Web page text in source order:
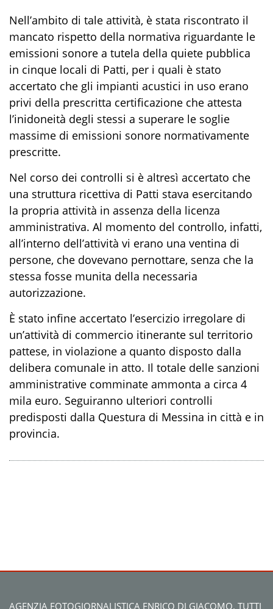
Nell’ambito di tale attività, è stata riscontrato il
mancato rispetto della normativa riguardante le
emissioni sonore a tutela della quiete pubblica
in cinque locali di Patti, per i quali è stato
accertato che gli impianti acustici in uso erano
privi della prescritta certificazione che attesta
l’inidoneità degli stessi a superare le soglie
massime di emissioni sonore normativamente
prescritte.
Nel corso dei controlli si è altresì accertato che
una struttura ricettiva di Patti stava esercitando
la propria attività in assenza della licenza
amministrativa. Al momento del controllo, infatti,
all’interno dell’attività vi erano una ventina di
persone, che dovevano pernottare, senza che la
stessa fosse munita della necessaria
autorizzazione.
È stato infine accertato l’esercizio irregolare di
un’attività di commercio itinerante sul territorio
pattese, in violazione a quanto disposto dalla
delibera comunale in atto. Il totale delle sanzioni
amministrative comminate ammonta a circa 4
mila euro. Seguiranno ulteriori controlli
predisposti dalla Questura di Messina in città e in
provincia.
AGENZIA FOTOGIORNALISTICA ENRICO DI GIACOMO. TUTTI